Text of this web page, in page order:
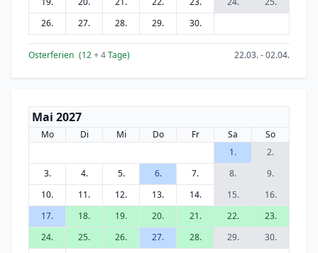
26.
27. 28. 29. 30.
Osterferien (12+ 4Tage) 22.03. - 02.04.
Mai 2027
Mo Di Mi Do Fr Sa
So
1.
2.
3.
4. 5. 6. 7. 8.
9.
10.
11. 12. 13. 14. 15.
16.
17.
18. 19. 20. 21. 22.
23.
24.
25. 26. 27. 28. 29.
30.